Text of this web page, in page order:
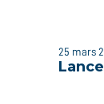
25 mars